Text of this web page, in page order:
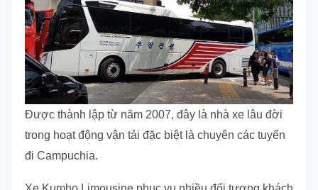
Được thành lập từ năm 2007, đây là nhà xe lâu đời
trong hoạt động vận tải đặc biệt là chuyên các tuyến
đi Campuchia.